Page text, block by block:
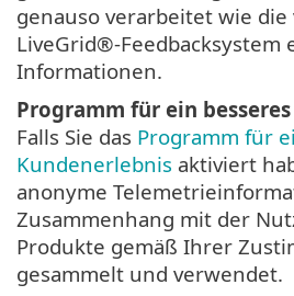
genauso verarbeitet wie die
LiveGrid®-Feedbacksystem
Informationen.
Programm für ein
Falls Sie das Programm für
Kundenerlebnis aktiviert
anonyme
Zusammenhang mit der
Produkte gemäß Ihrer
gesammelt und verwendet.